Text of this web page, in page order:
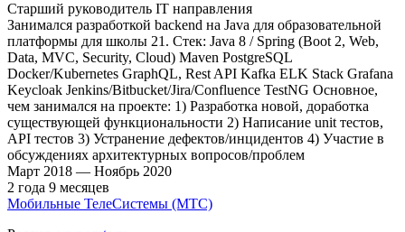
Старший руководитель IT направления
Занимался разработкой backend на Java для образовательной
платформы для школы 21. Стек: Java 8 / Spring (Boot 2, Web,
Data, MVC, Security, Cloud) Maven PostgreSQL
Docker/Kubernetes GraphQL, Rest API Kafka ELK Stack Grafana
Keycloak Jenkins/Bitbucket/Jira/Confluence TestNG Основное,
чем занимался на проекте: 1) Разработка новой, доработка
существующей функциональности 2) Написание unit тестов,
API тестов 3) Устранение дефектов/инцидентов 4) Участие в
обсуждениях архитектурных вопросов/проблем
Март 2018 — Ноябрь 2020
2 года 9 месяцев
Мобильные ТелеСистемы (МТС)